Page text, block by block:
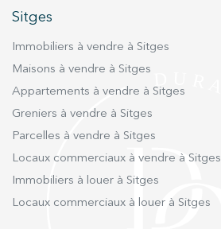
Sitges
Immobiliers à vendre à Sitges
Maisons à vendre à Sitges
Appartements à vendre à Sitges
Greniers à vendre à Sitges
Parcelles à vendre à Sitges
Locaux commerciaux à vendre à Sitges
Immobiliers à louer à Sitges
Locaux commerciaux à louer à Sitges